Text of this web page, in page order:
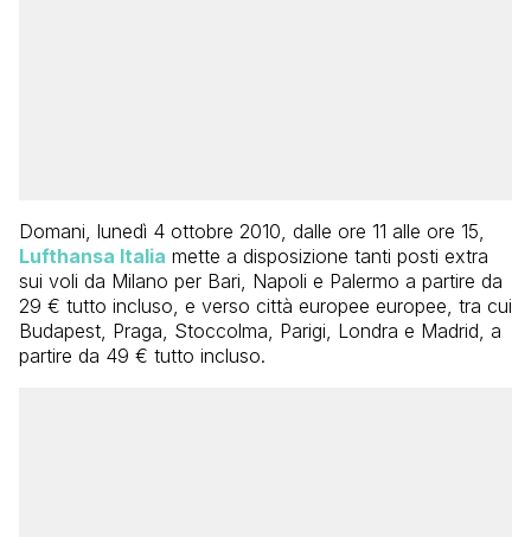
Domani, lunedì 4 ottobre 2010, dalle ore 11 alle ore 15,
Lufthansa Italia mette a disposizione tanti posti extra
sui voli da Milano per Bari, Napoli e Palermo a partire da
29 € tutto incluso, e verso città europee europee, tra cui
Budapest, Praga, Stoccolma, Parigi, Londra e Madrid, a
partire da 49 € tutto incluso.